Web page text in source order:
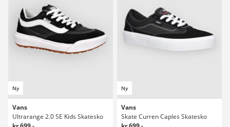
Ny
Vans
Ultrarange 2.0 SE Kids Skatesko
Ny
Vans
Skate Curren Caples Skatesko